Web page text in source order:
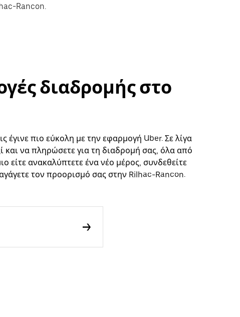
Rancon.
διαδρομής στο
έγινε πιο εύκολη με την εφαρμογή Uber. Σε λίγα
και να πληρώσετε για τη διαδρομή σας, όλα από
είτε ανακαλύπτετε ένα νέο μέρος, συνδεθείτε
τον προορισμό σας στην Rilhac-Rancon.